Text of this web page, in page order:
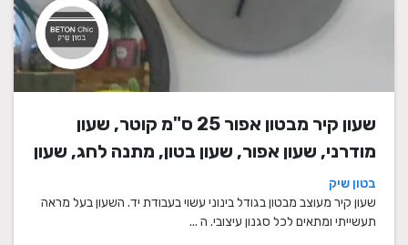
שעון קיר מבטון אפור 25 ס"מ קוטר, שעון
מודרני, שעון אפור, שעון בטון, מתנה לחג, שעון
מעוצב, שעון מיוחד, שעון תעשייתי, שעון לסלון,
שעון קיר
בטון שיק
שעון קיר מעוצב מבטון בגודל בינוני עשוי בעבודת יד. השעון בעל מראה
תעשייתי ומתאים לכל סגנון עיצובי. ה ...